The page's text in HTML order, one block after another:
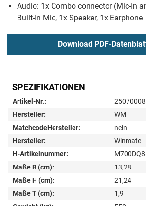
Audio: 1x Combo connector (Mic-In
Built-In Mic, 1x Speaker, 1x Earphone
Download PDF-
SPEZIFIKATIONEN
Artikel-Nr.:
25070008
Hersteller:
WM
MatchcodeHersteller:
nein
Hersteller:
Winmate
H-Artikelnummer:
Maße B (cm):
13,28
Maße H (cm):
21,24
Maße T (cm):
1,9